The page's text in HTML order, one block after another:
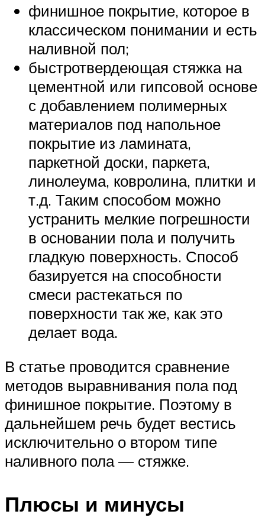
финишное покрытие, которое в
классическом понимании и есть
наливной пол;
быстротвердеющая стяжка на
цементной или гипсовой основе
с добавлением полимерных
материалов под напольное
покрытие из ламината,
паркетной доски, паркета,
линолеума, ковролина, плитки и
т.д. Таким способом можно
устранить мелкие погрешности
в основании пола и получить
гладкую поверхность. Способ
базируется на способности
смеси растекаться по
поверхности так же, как это
делает вода.
В статье проводится сравнение
методов выравнивания пола под
финишное покрытие. Поэтому в
дальнейшем речь будет вестись
исключительно о втором типе
наливного пола — стяжке.
Плюсы и минусы